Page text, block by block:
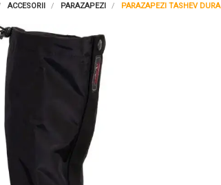
ACCESORII PARAZAPEZI PARAZAPEZI TASHEV DURA